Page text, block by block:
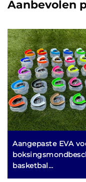
Aanbevolen
Aangepaste EVA
basketbal
tandenbeschermer